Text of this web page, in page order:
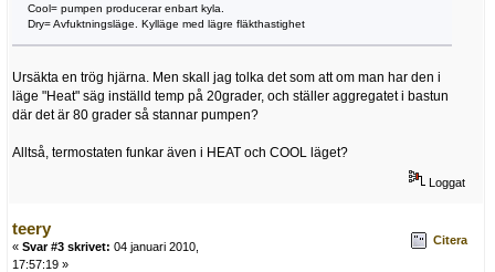
Cool= pumpen producerar enbart kyla.
Dry= Avfuktningsläge. Kylläge med lägre fläkthastighet
Ursäkta en trög hjärna. Men skall jag tolka det som att om man har den i
läge "Heat" säg inställd temp på 20grader, och ställer aggregatet i bastun
där det är 80 grader så stannar pumpen?
Alltså, termostaten funkar även i HEAT och COOL läget?
Loggat
teery
« Svar #3 skrivet: 04 januari 2010,
17:57:19 »
Citera